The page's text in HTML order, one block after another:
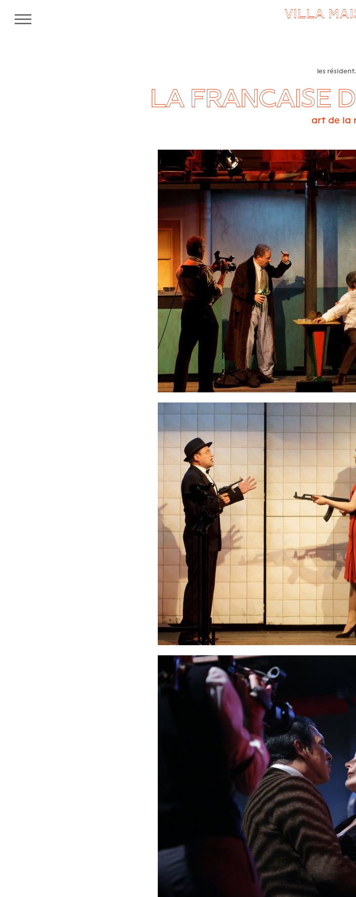
VILLA
les
LA FRANCAISE
art de la